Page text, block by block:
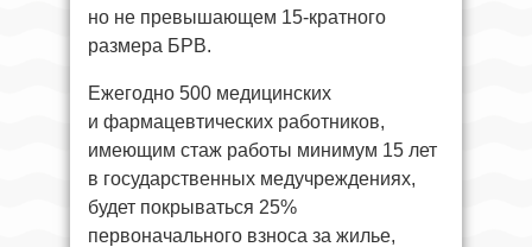
но не превышающем 15-кратного
размера БРВ.
Ежегодно 500 медицинских
и фармацевтических работников,
имеющим стаж работы минимум 15 лет
в государственных медучреждениях,
будет покрываться 25%
первоначального взноса за жилье,